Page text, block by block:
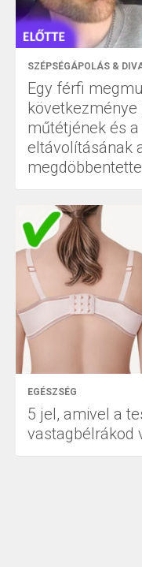
SZÉPSÉGÁPOLÁS &
Egy férfi
műtétjének és
eltávolításának
EGÉSZSÉG
5 jel, amivel a
vastagbélrákod